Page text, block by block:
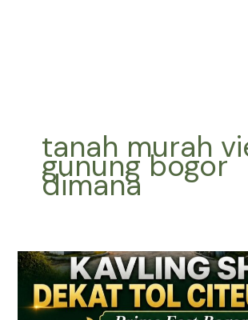
tanah murah
gunung bogor
dimana
KAVLING
HARMONI
PRIME